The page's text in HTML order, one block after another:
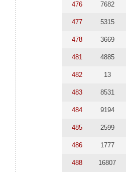
476 7682
477 5315
478 3669
481 4885
482 13
483 8531
484 9194
485 2599
486 1777
488 16807